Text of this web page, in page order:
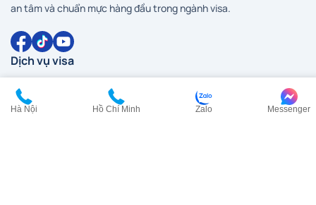
an tâm và chuẩn mực hàng đầu trong ngành visa.
Dịch vụ visa
Visa Anh
Visa Canada
Hà Nội Hồ Chí Minh Zalo Messenger